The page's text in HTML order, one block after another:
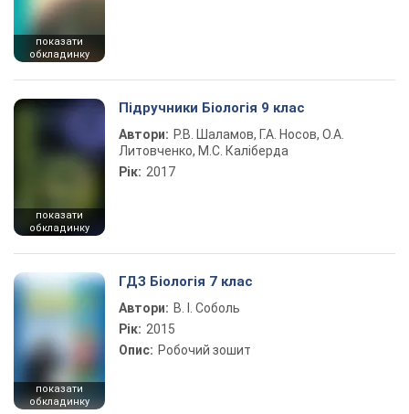
показати
обкладинку
показати
обкладинку
Підручники Біологія 9 клас
Автори: Р.В. Шаламов, Г.А. Носов, О.А.
Литовченко, М.С. Каліберда
Рік: 2017
показати
обкладинку
ГДЗ Біологія 7 клас
Автори: В. І. Соболь
Рік: 2015
Опис: Робочий зошит